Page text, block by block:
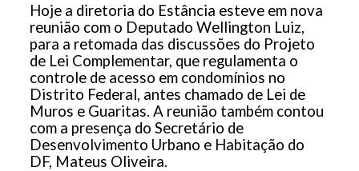
Hoje a diretoria do Estância esteve em nova
reunião com o Deputado Wellington Luiz,
para a retomada das discussões do Projeto
de Lei Complementar, que regulamenta o
controle de acesso em condomínios no
Distrito Federal, antes chamado de Lei de
Muros e Guaritas. A reunião também contou
com a presença do Secretário de
Desenvolvimento Urbano e Habitação do
DF, Mateus Oliveira.